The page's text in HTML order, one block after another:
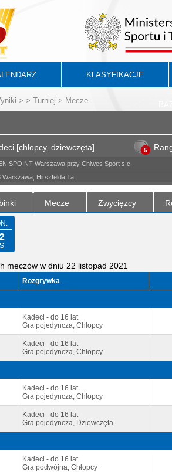
KLASYFIKACJE
> > Turniej > Mecze
[chłopcy, dziewczęta] 5
Warszawa przy Chiwes Sport s.c.
Warszawa, Hirszfelda 1a
Mecze Zwycięzcy
meczów w dniu 22 listopad 2021
Rozgrywka
Kadeci - do 16 lat
Gra pojedyncza, Chłopcy
Kadeci - do 16 lat
Gra pojedyncza, Chłopcy
Kadeci - do 16 lat
Gra pojedyncza, Chłopcy
Kadeci - do 16 lat
Gra pojedyncza, Dziewczęta
Kadeci - do 16 lat
Gra podwójna, Chłopcy